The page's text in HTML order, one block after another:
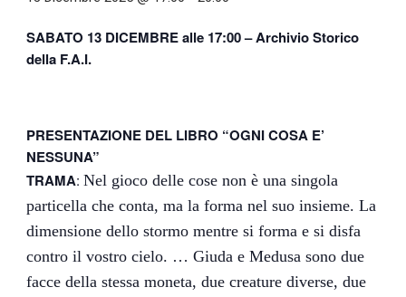
SABATO 13 DICEMBRE alle 17:00 – Archivio Storico
della F.A.I.
PRESENTAZIONE DEL LIBRO “OGNI COSA E’
NESSUNA”
TRAMA:Nel gioco delle cose non è una singola
particella che conta, ma la forma nel suo insieme. La
dimensione dello stormo mentre si forma e si disfa
contro il vostro cielo. … Giuda e Medusa sono due
facce della stessa moneta, due creature diverse, due